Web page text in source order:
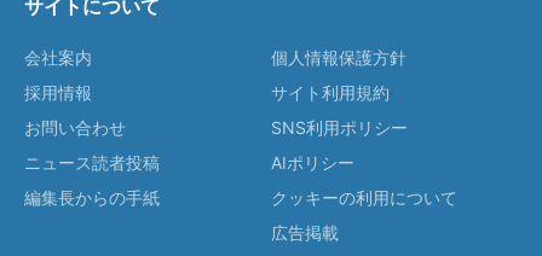
サイトについて
会社案内
採用情報
お問い合わせ
ニュース読者投稿
編集長からの手紙
個人情報保護方針
サイト利用規約
SNS利用ポリシー
AIポリシー
クッキーの利用について
広告掲載